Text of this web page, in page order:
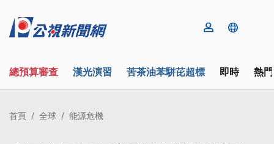
總預算審查 漢光演習 苦茶油苯駢芘超標 即時 熱
首頁 全球 能源危機